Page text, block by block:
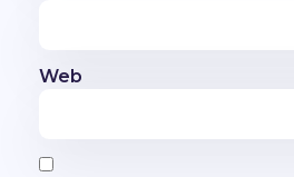
Web